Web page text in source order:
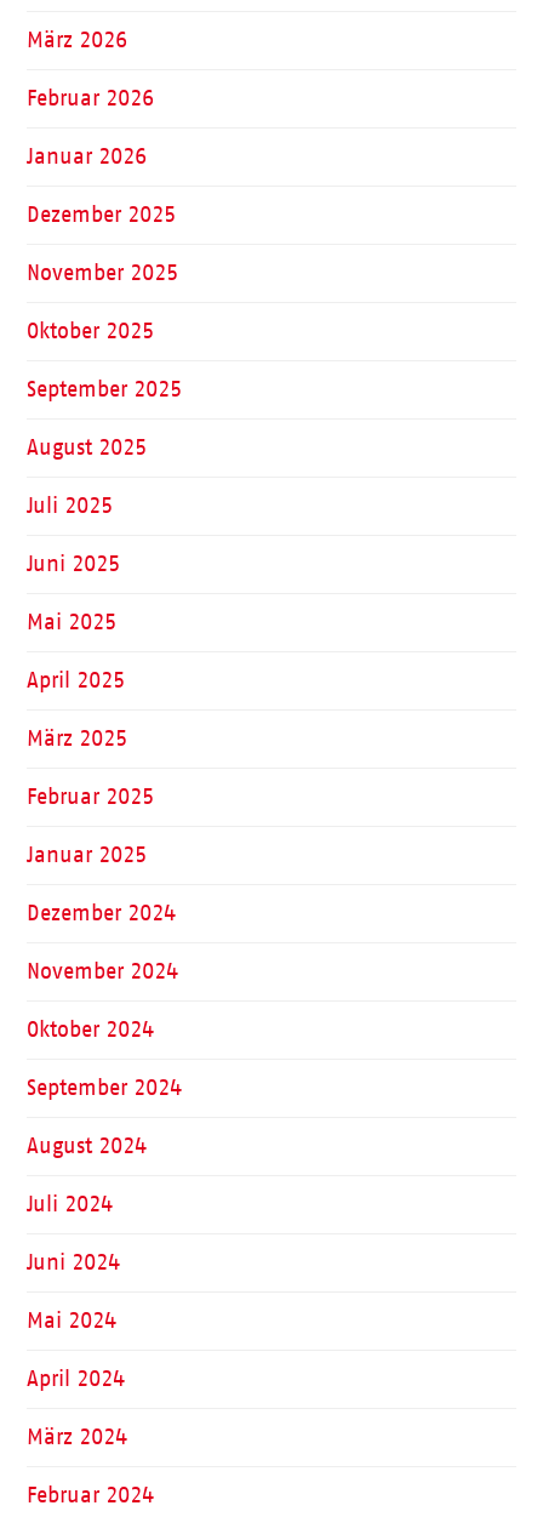
März 2026
Februar 2026
Januar 2026
Dezember 2025
November 2025
Oktober 2025
September 2025
August 2025
Juli 2025
Juni 2025
Mai 2025
April 2025
März 2025
Februar 2025
Januar 2025
Dezember 2024
November 2024
Oktober 2024
September 2024
August 2024
Juli 2024
Juni 2024
Mai 2024
April 2024
März 2024
Februar 2024